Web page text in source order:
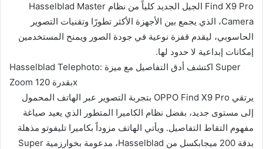
Find X9 Pro الجيل الجديد كلياً من نظام Hasselblad Master
Camera، الذي يجمع بين الأجهزة الأكثر تطورًا وتقنيات التصوير
الحاسوبي، ليقدم قفزة نوعية في جودة الصور ويمنح المستخدمين
إمكانات إبداعية لا حدود لها.
Hasselblad Telephoto: اكتشف أدق التفاصيل مع ميزة Super
Zoom بقدرة 120x
يرتقي OPPO Find X9 Pro بتجربة التصوير عبر الهاتف المحمول
إلى مستوى جديد، بفضل نظام الكاميرا المتطور الذي يعيد صياغة
مفهوم التقاط التفاصيل. ويأتي الهاتف مزوداً بكاميرا تليفوتو مذهلة
بدقة 200 ميجابكسل من Hasselblad، مدعومة بخوارزمية Super